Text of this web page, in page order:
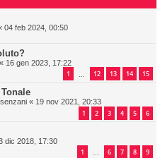
04 feb 2024, 00:50
« 16 gen 2023, 17:22
1 12 13 14 15
« 19 nov 2021, 20:33
1 2 3 4 5 6
dic 2018, 17:30
1 6 7 8 9